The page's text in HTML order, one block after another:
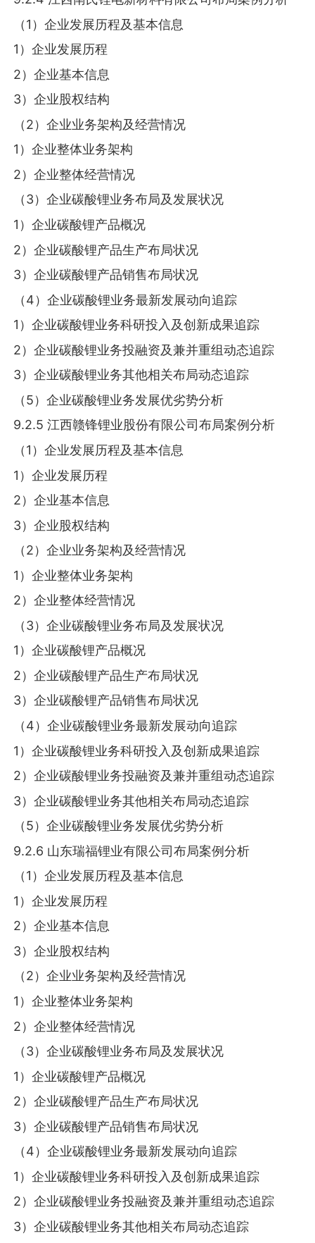
（1）企业发展历程及基本信息
1）企业发展历程
2）企业基本信息
3）企业股权结构
（2）企业业务架构及经营情况
1）企业整体业务架构
2）企业整体经营情况
（3）企业碳酸锂业务布局及发展状况
1）企业碳酸锂产品概况
2）企业碳酸锂产品生产布局状况
3）企业碳酸锂产品销售布局状况
（4）企业碳酸锂业务最新发展动向追踪
1）企业碳酸锂业务科研投入及创新成果追踪
2）企业碳酸锂业务投融资及兼并重组动态追踪
3）企业碳酸锂业务其他相关布局动态追踪
（5）企业碳酸锂业务发展优劣势分析
9.2.5 江西赣锋锂业股份有限公司布局案例分析
（1）企业发展历程及基本信息
1）企业发展历程
2）企业基本信息
3）企业股权结构
（2）企业业务架构及经营情况
1）企业整体业务架构
2）企业整体经营情况
（3）企业碳酸锂业务布局及发展状况
1）企业碳酸锂产品概况
2）企业碳酸锂产品生产布局状况
3）企业碳酸锂产品销售布局状况
（4）企业碳酸锂业务最新发展动向追踪
1）企业碳酸锂业务科研投入及创新成果追踪
2）企业碳酸锂业务投融资及兼并重组动态追踪
3）企业碳酸锂业务其他相关布局动态追踪
（5）企业碳酸锂业务发展优劣势分析
9.2.6 山东瑞福锂业有限公司布局案例分析
（1）企业发展历程及基本信息
1）企业发展历程
2）企业基本信息
3）企业股权结构
（2）企业业务架构及经营情况
1）企业整体业务架构
2）企业整体经营情况
（3）企业碳酸锂业务布局及发展状况
1）企业碳酸锂产品概况
2）企业碳酸锂产品生产布局状况
3）企业碳酸锂产品销售布局状况
（4）企业碳酸锂业务最新发展动向追踪
1）企业碳酸锂业务科研投入及创新成果追踪
2）企业碳酸锂业务投融资及兼并重组动态追踪
3）企业碳酸锂业务其他相关布局动态追踪